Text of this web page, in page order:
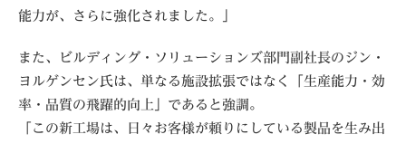
能力が、さらに強化されました。」
また、ビルディング・ソリューションズ部門副社長のジン・
ヨルゲンセン氏は、単なる施設拡張ではなく「生産能力・効
率・品質の飛躍的向上」であると強調。
「この新工場は、日々お客様が頼りにしている製品を生み出